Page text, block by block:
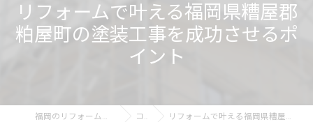
リフォームで叶える福岡県糟屋郡
粕屋町の塗装工事を成功させるポ
イント
福岡のリフォームなら株式会社ペントホーム コラム リフォームで叶える福岡県糟屋郡粕屋町の塗装工事を成功させるポイント